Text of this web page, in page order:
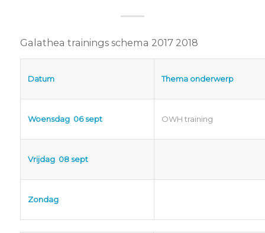
Galathea trainings schema 2017 2018
Datum Thema onderwerp
Woensdag 06 sept OWH training
Vrijdag 08 sept
Zondag